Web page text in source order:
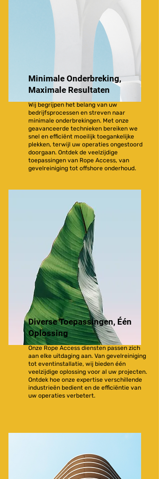
Minimale Onderbreking,
Maximale Resultaten
Wij begrijpen het belang van uw
bedrijfsprocessen en streven naar
minimale onderbrekingen. Met onze
geavanceerde technieken bereiken we
snel en efficiënt moeilijk toegankelijke
plekken, terwijl uw operaties ongestoord
doorgaan. Ontdek de veelzijdige
toepassingen van Rope Access, van
gevelreiniging tot offshore onderhoud.
Diverse Toepassingen, Één
Oplossing
Onze Rope Access diensten passen zich
aan elke uitdaging aan. Van gevelreiniging
tot eventinstallatie, wij bieden één
veelzijdige oplossing voor al uw projecten.
Ontdek hoe onze expertise verschillende
industrieën bedient en de efficiëntie van
uw operaties verbetert.